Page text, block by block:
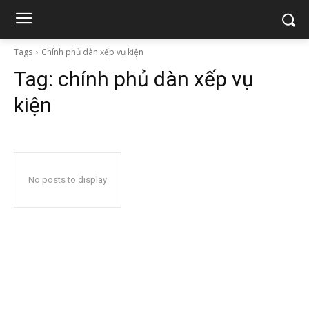
Tags Chính phủ dàn xếp vụ kiện
Tag: chính phủ dàn xếp vụ
kiện
No posts to display